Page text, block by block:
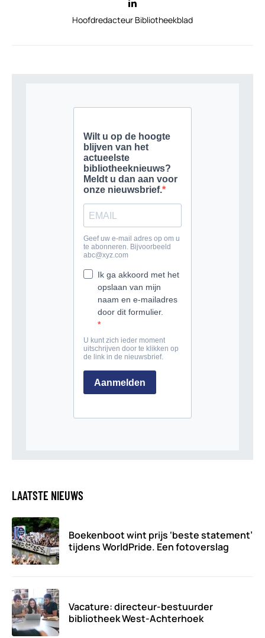
Hoofdredacteur Bibliotheekblad
LAATSTE NIEUWS
Boekenboot wint prijs ‘beste statement’
tijdens WorldPride. Een fotoverslag
Vacature: directeur-bestuurder
bibliotheek West-Achterhoek